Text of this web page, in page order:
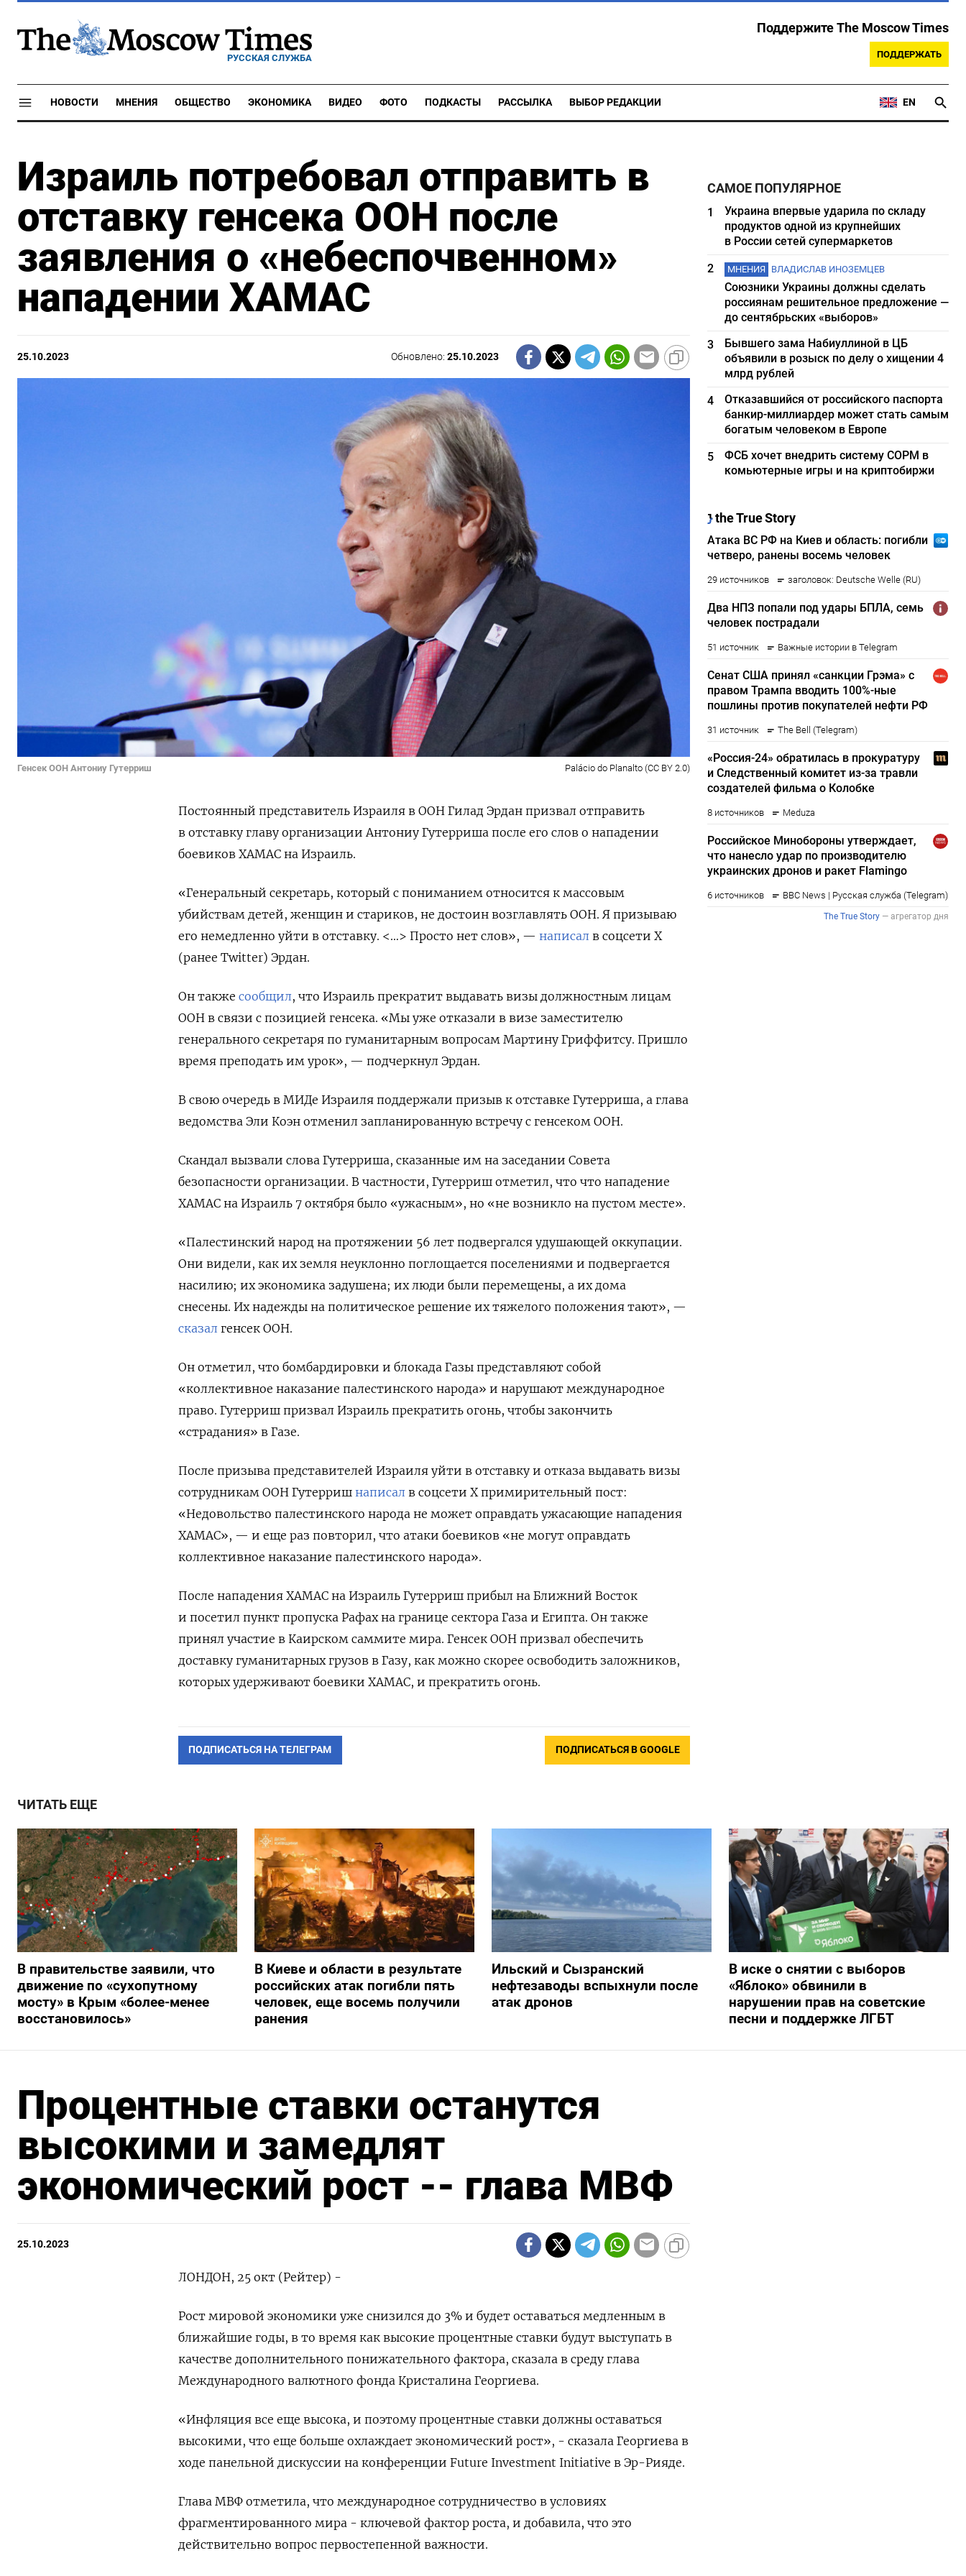
РУССКАЯ СЛУЖБА
Поддержите The Moscow Times
ПОДДЕРЖАТЬ
НОВОСТИ МНЕНИЯ ОБЩЕСТВО ЭКОНОМИКА ВИДЕО ФОТО ПОДКАСТЫ РАССЫЛКА ВЫБОР РЕДАКЦИИ EN
Израиль потребовал отправить в
отставку генсека ООН после
заявления о «небеспочвенном»
нападении ХАМАС
25.10.2023 Обновлено:25.10.2023
Генсек ООН Антониу Гутерриш Palácio do Planalto (CC BY 2.0)
Постоянный представитель Израиля в ООН Гилад Эрдан призвал отправить
в отставку главу организации Антониу Гутерриша после его слов о нападении
боевиков ХАМАС на Израиль.
«Генеральный секретарь, который с пониманием относится к массовым
убийствам детей, женщин и стариков, не достоин возглавлять ООН. Я призываю
его немедленно уйти в отставку. <…> Просто нет слов», — написал в соцсети X
(ранее Twitter) Эрдан.
Он также сообщил, что Израиль прекратит выдавать визы должностным лицам
ООН в связи с позицией генсека. «Мы уже отказали в визе заместителю
генерального секретаря по гуманитарным вопросам Мартину Гриффитсу. Пришло
время преподать им урок», — подчеркнул Эрдан.
В свою очередь в МИДе Израиля поддержали призыв к отставке Гутерриша, а глава
ведомства Эли Коэн отменил запланированную встречу с генсеком ООН.
Скандал вызвали слова Гутерриша, сказанные им на заседании Совета
безопасности организации. В частности, Гутерриш отметил, что что нападение
ХАМАС на Израиль 7 октября было «ужасным», но «не возникло на пустом месте».
«Палестинский народ на протяжении 56 лет подвергался удушающей оккупации.
Они видели, как их земля неуклонно поглощается поселениями и подвергается
насилию; их экономика задушена; их люди были перемещены, а их дома
снесены. Их надежды на политическое решение их тяжелого положения тают», —
сказал генсек ООН.
Он отметил, что бомбардировки и блокада Газы представляют собой
«коллективное наказание палестинского народа» и нарушают международное
право. Гутерриш призвал Израиль прекратить огонь, чтобы закончить
«страдания» в Газе.
После призыва представителей Израиля уйти в отставку и отказа выдавать визы
сотрудникам ООН Гутерриш написал в соцсети X примирительный пост:
«Недовольство палестинского народа не может оправдать ужасающие нападения
ХАМАС», — и еще раз повторил, что атаки боевиков «не могут оправдать
коллективное наказание палестинского народа».
После нападения ХАМАС на Израиль Гутерриш прибыл на Ближний Восток
и посетил пункт пропуска Рафах на границе сектора Газа и Египта. Он также
принял участие в Каирском саммите мира. Генсек ООН призвал обеспечить
доставку гуманитарных грузов в Газу, как можно скорее освободить заложников,
которых удерживают боевики ХАМАС, и прекратить огонь.
ПОДПИСАТЬСЯ НА ТЕЛЕГРАМ ПОДПИСАТЬСЯ В GOOGLE
САМОЕ ПОПУЛЯРНОЕ
1
Украина впервые ударила по складу
продуктов одной из крупнейших
в России сетей супермаркетов
2
МНЕНИЯ ВЛАДИСЛАВ ИНОЗЕМЦЕВ
Союзники Украины должны сделать
россиянам решительное предложение —
до сентябрьских «выборов»
3
Бывшего зама Набиуллиной в ЦБ
объявили в розыск по делу о хищении 4
млрд рублей
4
Отказавшийся от российского паспорта
банкир-миллиардер может стать самым
богатым человеком в Европе
5
ФСБ хочет внедрить систему СОРМ в
комьютерные игры и на криптобиржи
ЧИТАТЬ ЕЩЕ
В правительстве заявили, что
движение по «сухопутному
мосту» в Крым «более-менее
восстановилось»
В Киеве и области в результате
российских атак погибли пять
человек, еще восемь получили
ранения
Ильский и Сызранский
нефтезаводы вспыхнули после
атак дронов
В иске о снятии с выборов
«Яблоко» обвинили в
нарушении прав на советские
песни и поддержке ЛГБТ
Процентные ставки останутся
высокими и замедлят
экономический рост -- глава МВФ
25.10.2023
ЛОНДОН, 25 окт (Рейтер) -
Рост мировой экономики уже снизился до 3% и будет оставаться медленным в
ближайшие годы, в то время как высокие процентные ставки будут выступать в
качестве дополнительного понижательного фактора, сказала в среду глава
Международного валютного фонда Кристалина Георгиева.
«Инфляция все еще высока, и поэтому процентные ставки должны оставаться
высокими, что еще больше охлаждает экономический рост», - сказала Георгиева в
ходе панельной дискуссии на конференции Future Investment Initiative в Эр-Рияде.
Глава МВФ отметила, что международное сотрудничество в условиях
фрагментированного мира - ключевой фактор роста, и добавила, что это
действительно вопрос первостепенной важности.